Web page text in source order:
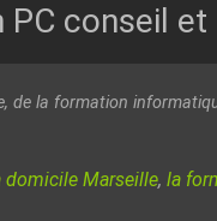
conseil
de la formation
domicile Marseille, la